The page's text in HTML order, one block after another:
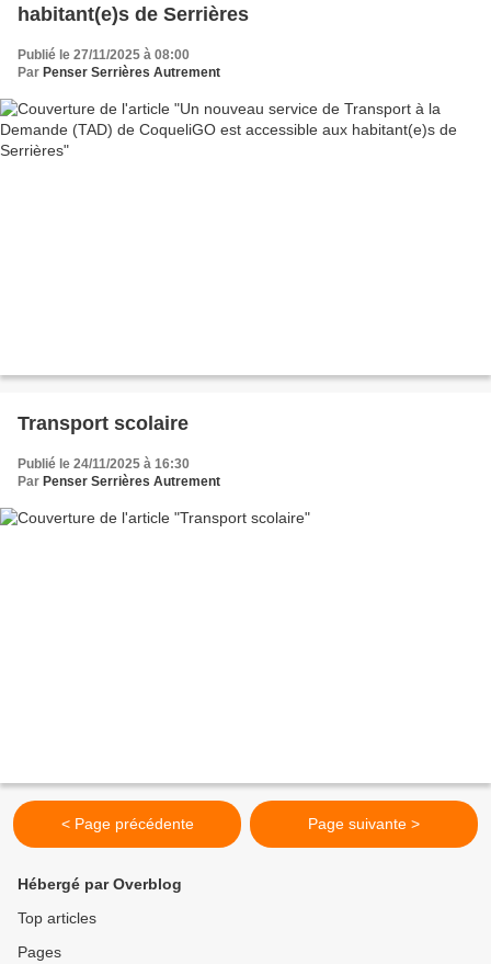
habitant(e)s de Serrières
Publié le 27/11/2025 à 08:00
Par Penser Serrières Autrement
Transport scolaire
Publié le 24/11/2025 à 16:30
Par Penser Serrières Autrement
< Page précédente Page suivante >
Hébergé par Overblog
Top articles
Pages